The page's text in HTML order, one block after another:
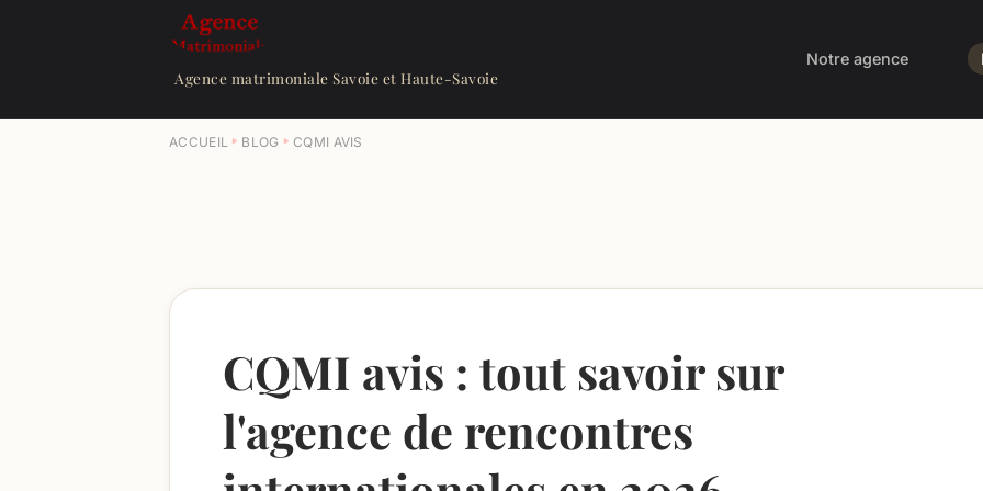
Agence matrimoniale Savoie et Haute-Savoie
Notre agence
ACCUEIL BLOG CQMI AVIS
CQMI avis : tout savoir sur
l'agence de rencontres